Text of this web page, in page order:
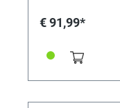
€ 91,99*